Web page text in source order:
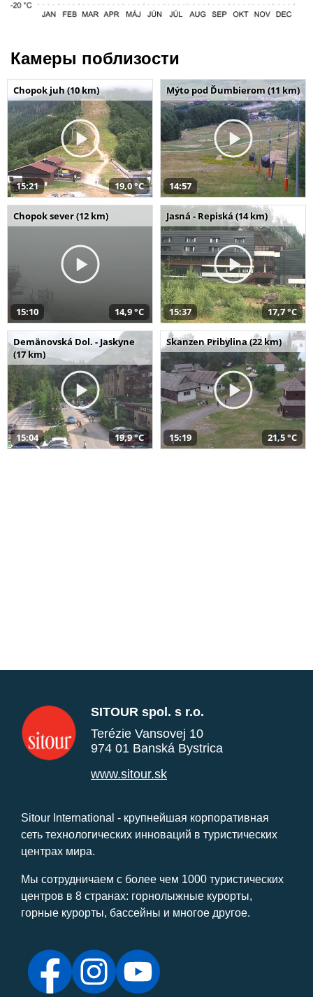
Камеры поблизости
Chopok juh (10 km)
15:21 19,0 °C
Mýto pod Ďumbierom (11 km)
14:57
Chopok sever (12 km)
15:10 14,9 °C
Jasná - Repiská (14 km)
15:37 17,7 °C
Demänovská Dol. - Jaskyne
(17 km)
15:04 19,9 °C
Skanzen Pribylina (22 km)
15:19 21,5 °C
SITOUR spol. s r.o.
Terézie Vansovej 10
974 01 Banská Bystrica
www.sitour.sk
Sitour International - крупнейшая корпоративная
сеть технологических инноваций в туристических
центрах мира.
Мы сотрудничаем с более чем 1000 туристических
центров в 8 странах: горнолыжные курорты,
горные курорты, бассейны и многое другое.